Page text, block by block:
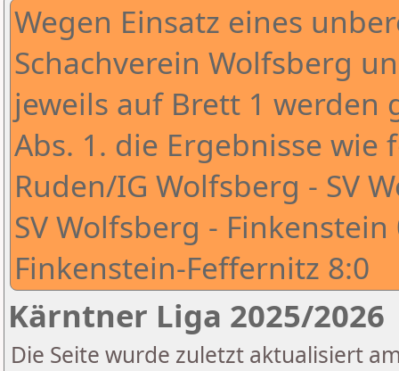
Wegen Einsatz eines
Schachverein Wolfsberg
jeweils auf Brett 1 werden
Abs. 1. die Ergebnisse
Ruden/IG Wolfsberg - SV
SV Wolfsberg - Finkenstein
Finkenstein-Feffernitz 8:0
Kärntner Liga 2025/2026
Die Seite wurde zuletzt aktualisiert